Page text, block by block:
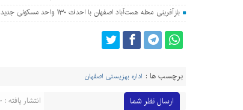
بازآفرینی محله همت‌آباد اصفهان با احداث ۱۳۰ واحد مسکونی جدید آغاز می‌شود
برچسب ها : اداره بهزیستی اصفهان
ارسال نظر شما انتشار یافته : 0